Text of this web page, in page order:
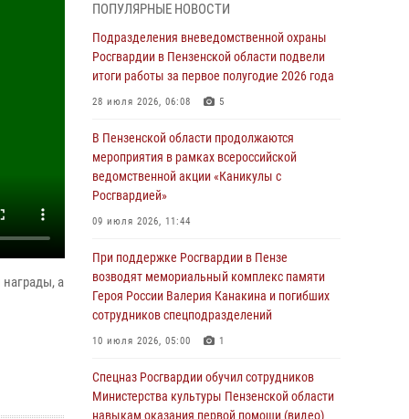
а
легендарного генерала Яковлева
05 августа 2026, 07:00
Сотрудники пензенского ОМОН «Страж»
познакомили участников сборов «Гвардеец»
05 августа 2026, 06:15 6
В Пензе сотрудники Росгвардии оказали
помощь дезориентированному пенсионеру
05 августа 2026, 04:00
В Пензе при силовой поддержке Росгвардии
пресечена деятельность ОПГ,
маскировавшейся под реабилитационный
центр (видео)
04 августа 2026, 07:05
В Управлении Росгвардии по Пензенской
области подвели итоги работы за первое
ПОПУЛЯРНЫЕ НОВОСТИ
Подразделения вневедомственной охраны
Росгвардии в Пензенской области подвели
итоги работы за первое полугодие 2026 года
28 июля 2026, 06:08 5
В Пензенской области продолжаются
мероприятия в рамках всероссийской
ведомственной акции «Каникулы с
Росгвардией»
09 июля 2026, 11:44
При поддержке Росгвардии в Пензе
возводят мемориальный комплекс памяти
Героя России Валерия Канакина и погибших
сотрудников спецподразделений
10 июля 2026, 05:00 1
Спецназ Росгвардии обучил сотрудников
Министерства культуры Пензенской области
навыкам оказания первой помощи (видео)